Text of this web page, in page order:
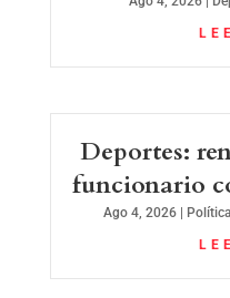
Deportes:
funcionario
Ago 4, 2026